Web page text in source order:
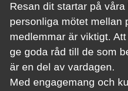
Resan dit startar på
personliga mötet mellan
medlemmar är viktigt.
ge goda råd till de som
är en del av vardagen.
Med engagemang och